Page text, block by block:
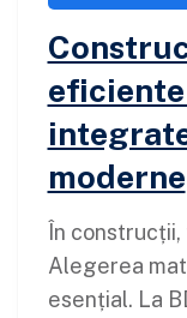
moderne
În
Alegerea
esențial. La